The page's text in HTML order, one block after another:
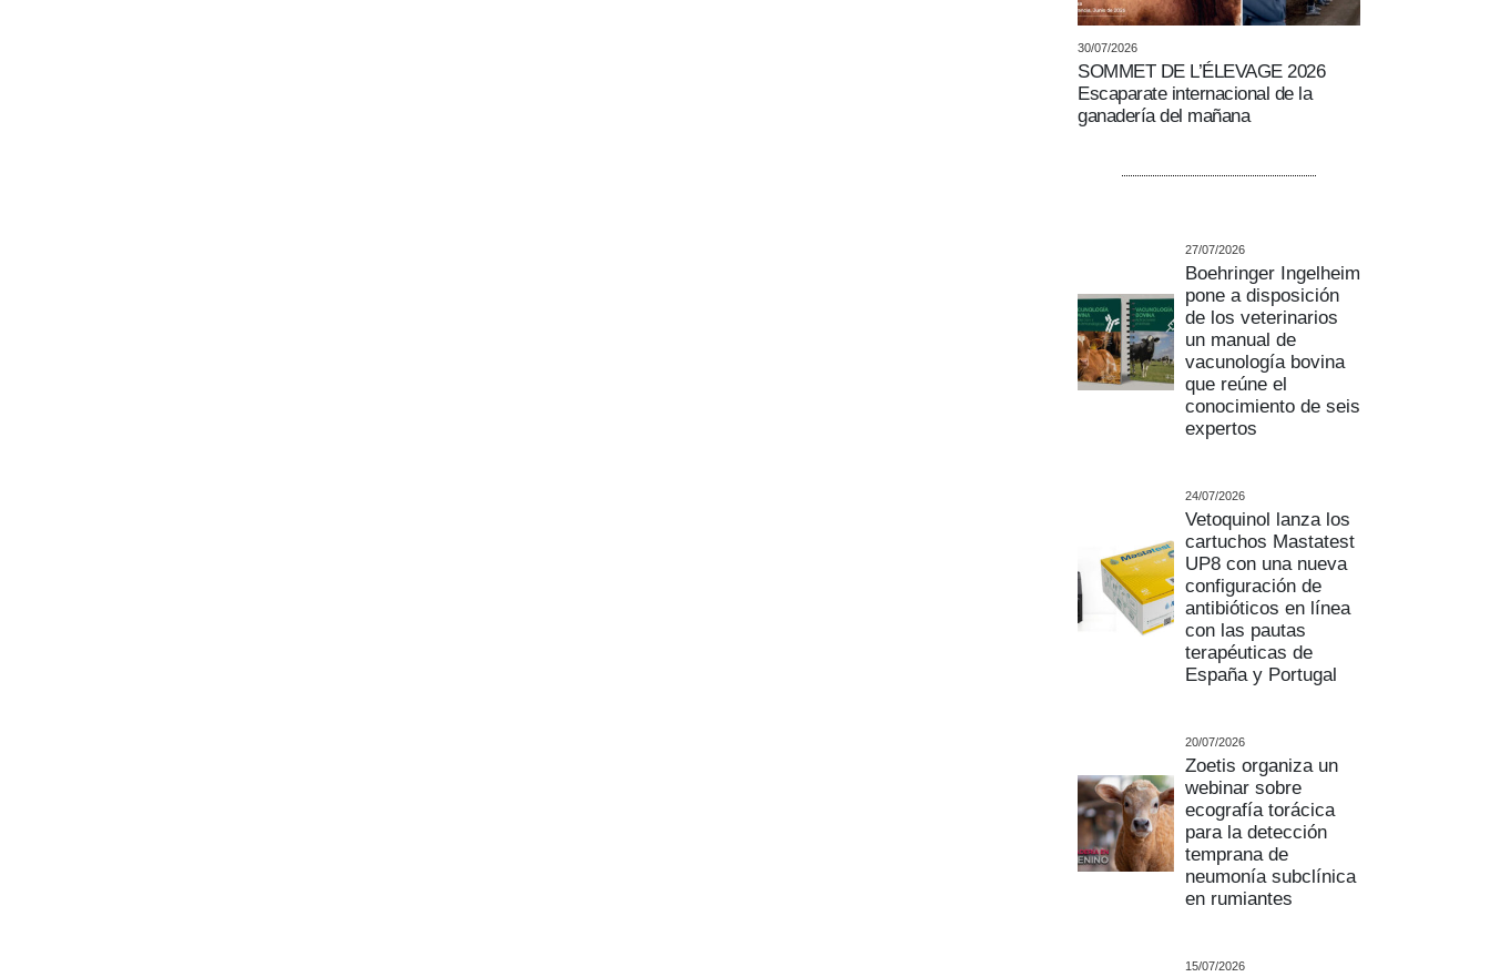
30/07/2026
SOMMET DE L’ÉLEVAGE 2026
Escaparate internacional de la
ganadería del mañana
27/07/2026
Boehringer Ingelheim
pone a disposición
de los veterinarios
un manual de
vacunología bovina
que reúne el
conocimiento de seis
expertos
24/07/2026
Vetoquinol lanza los
cartuchos Mastatest
UP8 con una nueva
configuración de
antibióticos en línea
con las pautas
terapéuticas de
España y Portugal
20/07/2026
Zoetis organiza un
webinar sobre
ecografía torácica
para la detección
temprana de
neumonía subclínica
en rumiantes
15/07/2026